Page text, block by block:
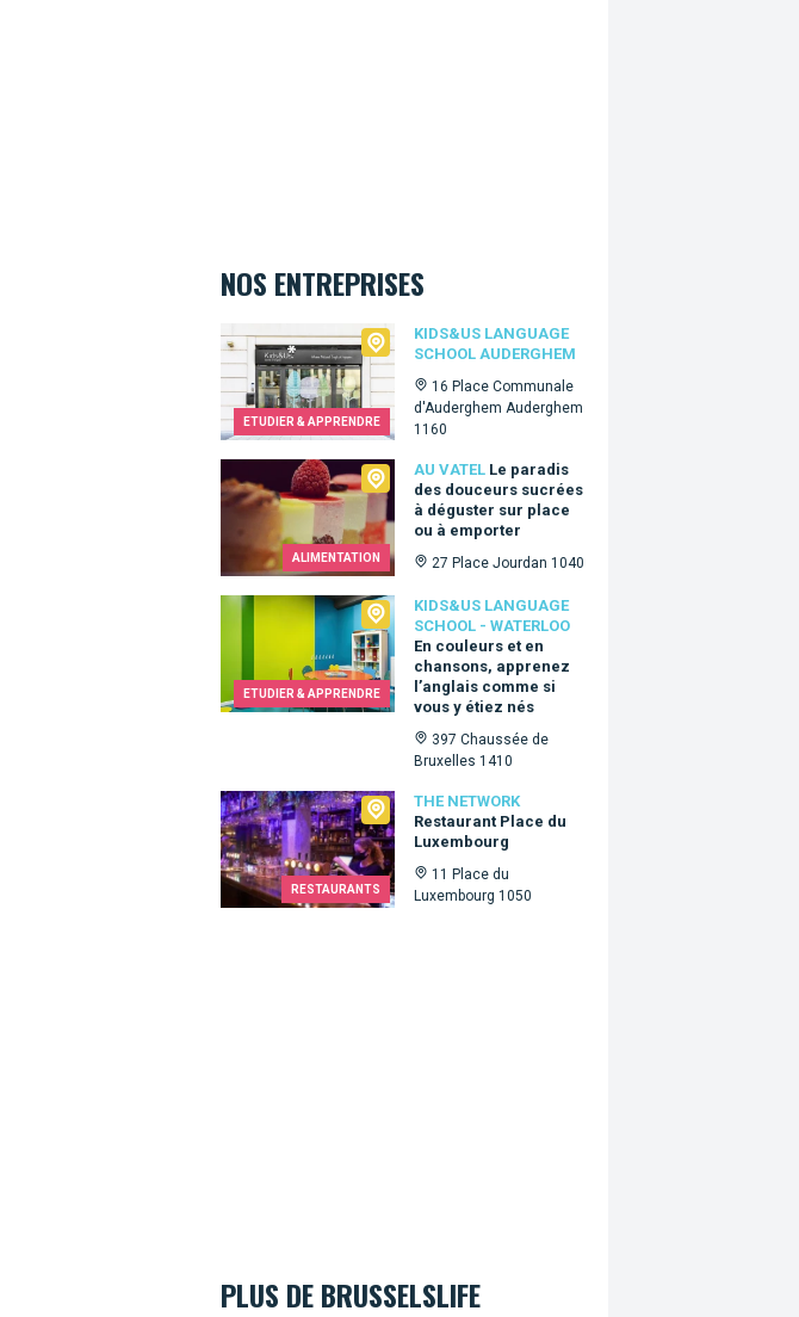
NOS ENTREPRISES
ETUDIER & APPRENDRE
KIDS&US LANGUAGE
SCHOOL AUDERGHEM
16 Place Communale
d'Auderghem Auderghem
1160
Kids&Us language school Auderghem
ALIMENTATION
AU VATEL Le paradis
des douceurs sucrées
à déguster sur place
ou à emporter
27 Place Jourdan 1040
Au Vatel
ETUDIER & APPRENDRE
KIDS&US LANGUAGE
SCHOOL - WATERLOO
En couleurs et en
chansons, apprenez
l’anglais comme si
vous y étiez nés
397 Chaussée de
Bruxelles 1410
Kids&Us language school - Waterloo
RESTAURANTS
THE NETWORK
Restaurant Place du
Luxembourg
11 Place du
Luxembourg 1050
The Network
PLUS DE BRUSSELSLIFE